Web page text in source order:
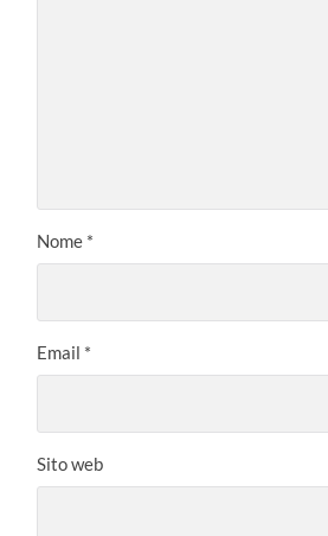
Nome *
Email *
Sito web